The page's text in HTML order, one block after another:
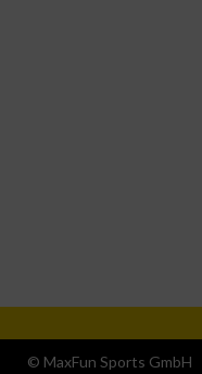
© MaxFun Sports GmbH